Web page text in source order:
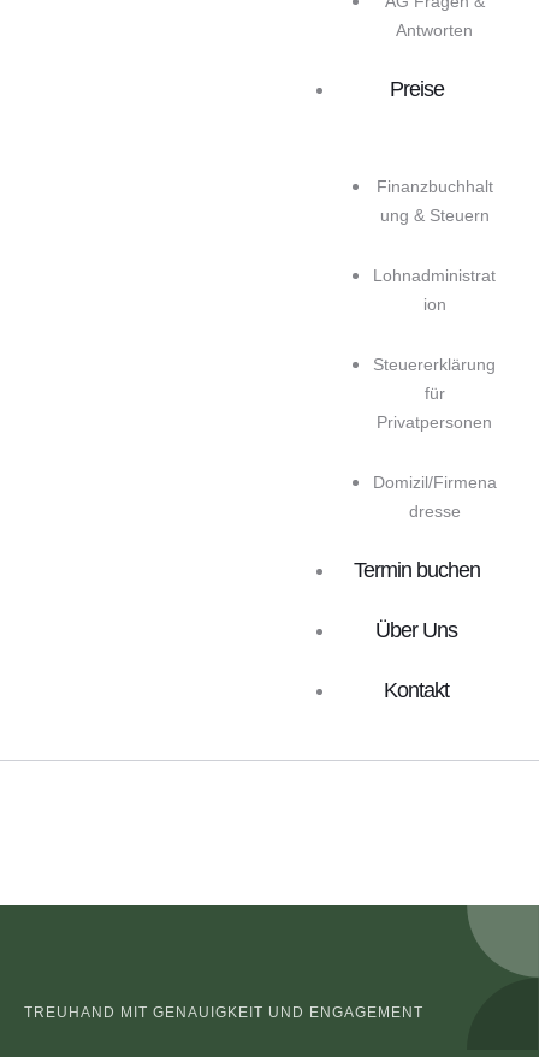
Antworten
Preise
Finanzbuchhalt
ung & Steuern
Lohnadministrat
ion
Steuererklärung
für
Privatpersonen
Domizil/Firmena
dresse
Termin buchen
Über Uns
Kontakt
TREUHAND MIT GENAUIGKEIT UND ENGAGEMENT